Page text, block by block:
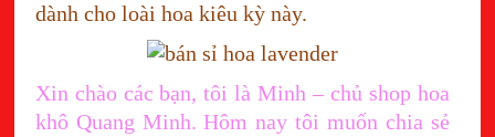
dành cho loài hoa kiêu kỳ này.
Xin chào các bạn, tôi là Minh – chủ shop hoa
khô Quang Minh. Hôm nay tôi muốn chia sẻ